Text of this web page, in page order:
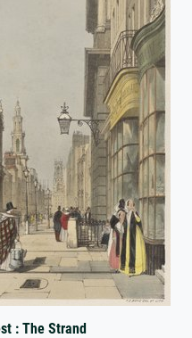
: The Strand